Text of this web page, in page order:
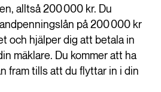
alltså 200 000 kr. Du
på 200 000 kr
och hjälper dig att betala in
mäklare. Du kommer att ha
fram tills att du flyttar in i din